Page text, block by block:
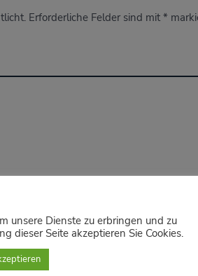
Erforderliche Felder sind mit *
unsere Dienste zu erbringen und zu
dieser Seite akzeptieren Sie Cookies.